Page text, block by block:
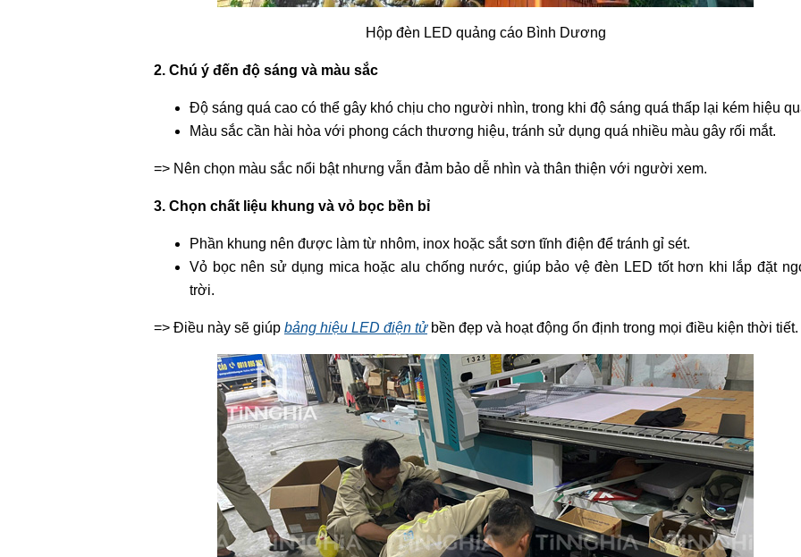
Hộp đèn LED quảng cáo Bình Dương
2. Chú ý đến độ sáng và màu sắc
Độ sáng quá cao có thể gây khó chịu cho người nhìn, trong khi độ sáng quá thấp lại kém hiệu
Màu sắc cần hài hòa với phong cách thương hiệu, tránh sử dụng quá nhiều màu gây rối mắt.
=> Nên chọn màu sắc nổi bật nhưng vẫn đảm bảo dễ nhìn và thân thiện với người xem.
3. Chọn chất liệu khung và vỏ bọc bền bỉ
Phần khung nên được làm từ nhôm, inox hoặc sắt sơn tĩnh điện để tránh gỉ sét.
Vỏ bọc nên sử dụng mica hoặc alu chống nước, giúp bảo vệ đèn LED tốt hơn khi lắp đặt
trời.
=> Điều này sẽ giúp bảng hiệu LED điện tửbền đẹp và hoạt động ổn định trong mọi điều kiện thời tiết.